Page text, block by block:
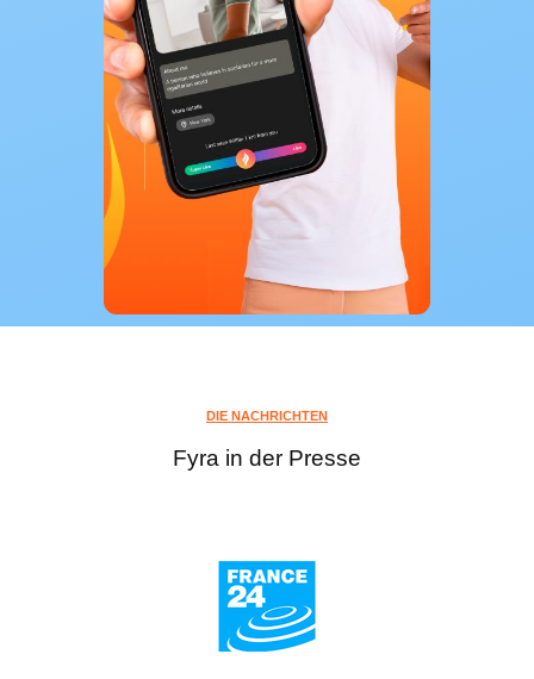
DIE NACHRICHTEN
Fyra in der Presse